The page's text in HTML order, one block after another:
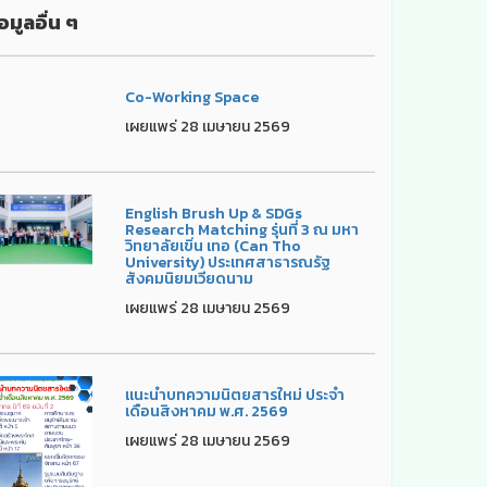
มูลอื่น ๆ
Co-Working Space
เผยแพร่ 28 เมษายน 2569
English Brush Up & SDGs
Research Matching รุ่นที่ 3 ณ มหา
วิทยาลัยเขิ่น เทอ (Can Tho
University) ประเทศสาธารณรัฐ
สังคมนิยมเวียดนาม
เผยแพร่ 28 เมษายน 2569
แนะนำบทความนิตยสารใหม่ ประจำ
เดือนสิงหาคม พ.ศ. 2569
เผยแพร่ 28 เมษายน 2569